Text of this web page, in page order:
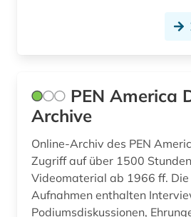
PEN America
Archive
Online-Archiv des PEN
Zugriff auf über 1500
Videomaterial ab 1966 ff.
Aufnahmen enthalten
Podiumsdiskussionen,